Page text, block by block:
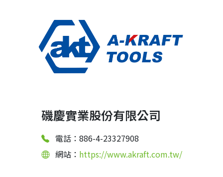
磯慶實業股份有限公司
電話：886-4-23327908
網站： https://www.akraft.com.tw/